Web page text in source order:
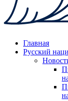
Главная
Русский